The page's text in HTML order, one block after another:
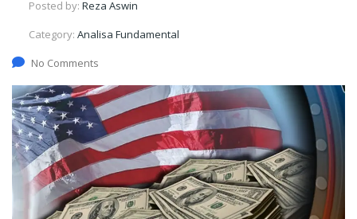
Posted by: Reza Aswin
Category: Analisa Fundamental
No Comments